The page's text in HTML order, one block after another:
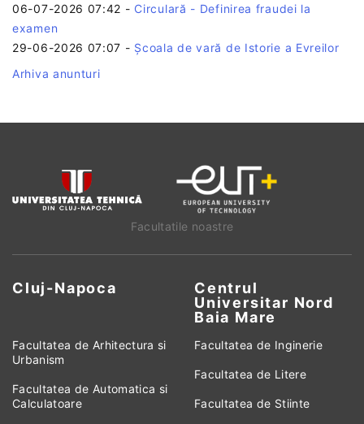
06-07-2026 07:42 - Circulară - Definirea fraudei la
examen
29-06-2026 07:07 - Școala de vară de Istorie a Evreilor
Arhiva anunturi
Facultatile noastre
Cluj-Napoca
Centrul
Universitar Nord
Baia Mare
Facultatea de Arhitectura si
Urbanism
Facultatea de Automatica si
Calculatoare
Facultatea de Inginerie
Facultatea de Litere
Facultatea de Stiinte